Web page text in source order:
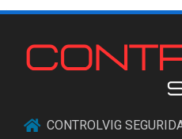
CONTROLVIG